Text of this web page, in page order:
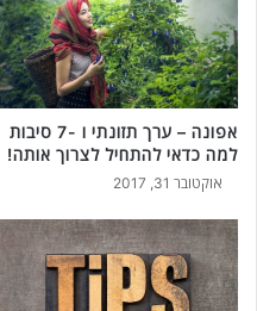
אפונה – ערך תזונתי ו -7 סיבות
למה כדאי להתחיל לצרוך אותה!
אוקטובר 31, 2017